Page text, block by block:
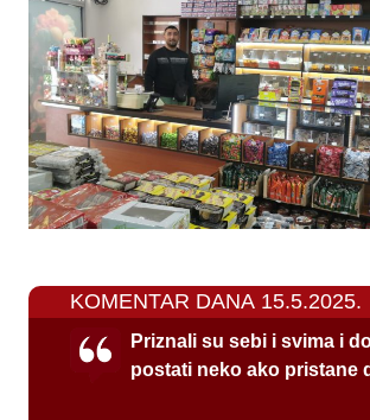
KOMENTAR DANA 15.5.2025.
Priznali su sebi i svima i
postati neko ako pristane